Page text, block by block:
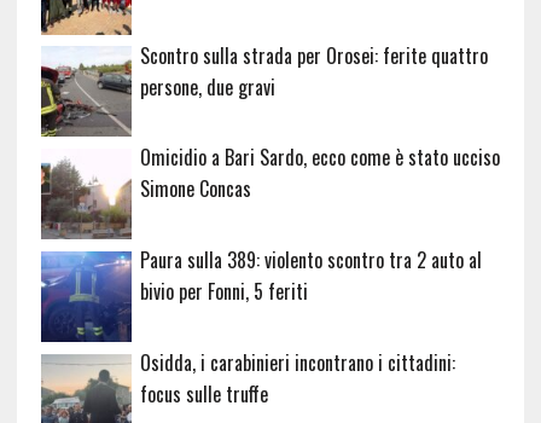
Scontro sulla strada per Orosei: ferite quattro
persone, due gravi
Omicidio a Bari Sardo, ecco come è stato ucciso
Simone Concas
Paura sulla 389: violento scontro tra 2 auto al
bivio per Fonni, 5 feriti
Osidda, i carabinieri incontrano i cittadini:
focus sulle truffe